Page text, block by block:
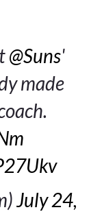
@Suns'
made
July 24,